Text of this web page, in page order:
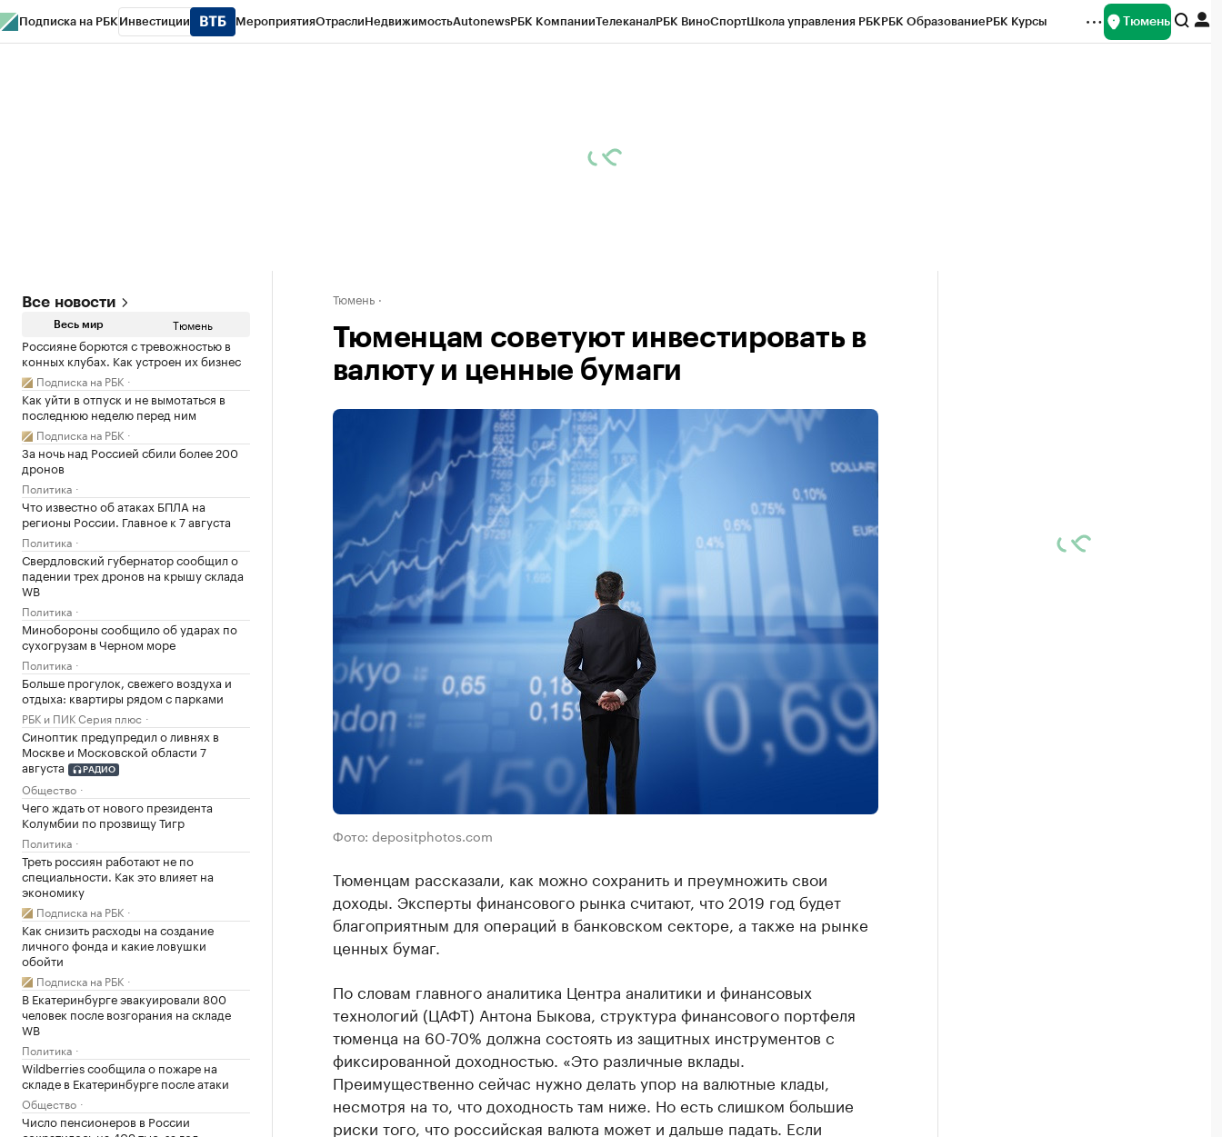
Подписка на РБК Инвестиции МероприятияОтраслиНедвижимостьAutonewsРБК КомпанииТелеканалРБК ВиноСпортШкола управления РБКРБК ОбразованиеРБК Курсы Тюмень
Все новости
Весь мир Тюмень
Россияне борются с тревожностью в
конных клубах. Как устроен их бизнес
Подписка на РБК
Как уйти в отпуск и не вымотаться в
последнюю неделю перед ним
Подписка на РБК
За ночь над Россией сбили более 200
дронов
Политика
Что известно об атаках БПЛА на
регионы России. Главное к 7 августа
Политика
Свердловский губернатор сообщил о
падении трех дронов на крышу склада
WB
Политика
Минобороны сообщило об ударах по
сухогрузам в Черном море
Политика
Больше прогулок, свежего воздуха и
отдыха: квартиры рядом с парками
РБК и ПИК Серия плюс
Синоптик предупредил о ливнях в
Москве и Московской области 7
августа
РАДИО
Общество
Чего ждать от нового президента
Колумбии по прозвищу Тигр
Политика
Треть россиян работают не по
специальности. Как это влияет на
экономику
Подписка на РБК
Как снизить расходы на создание
личного фонда и какие ловушки
обойти
Подписка на РБК
В Екатеринбурге эвакуировали 800
человек после возгорания на складе
WB
Политика
Wildberries сообщила о пожаре на
складе в Екатеринбурге после атаки
Общество
Число пенсионеров в России
Тюмень
Тюменцам советуют инвестировать в
валюту и ценные бумаги
Фото: depositphotos.com
​Тюменцам рассказали, как можно сохранить и преумножить свои
доходы. Эксперты финансового рынка считают, что 2019 год будет
благоприятным для операций в банковском секторе, а также на рынке
ценных бумаг.
По словам главного аналитика Центра аналитики и финансовых
технологий (ЦАФТ) Антона Быкова, структура финансового портфеля
тюменца на 60-70% должна состоять из защитных инструментов с
фиксированной доходностью. «Это различные вклады.
Преимущественно сейчас нужно делать упор на валютные клады,
несмотря на то, что доходность там ниже. Но есть слишком большие
риски того, что российская валюта может и дальше падать. Если